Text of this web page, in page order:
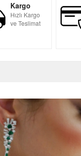
Kargo
Hızlı Kargo
ve Teslimat